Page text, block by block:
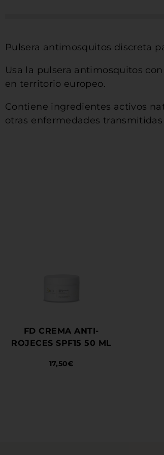
Pulsera antimosquitos discreta
Usa la pulsera antimosquitos
en territorio europeo.
Contiene ingredientes activos
otras enfermedades
FD CREMA ANTI-
ROJECES SPF15 50 ML
17,50€